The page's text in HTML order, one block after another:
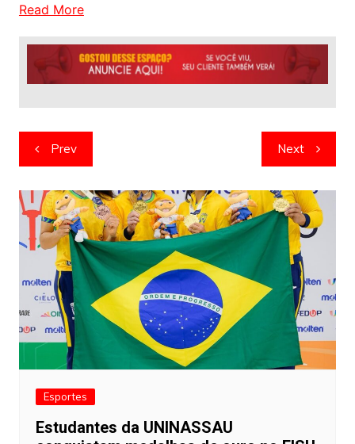
Read More
Navegação
de
artigos
Prev Next
Esportes
Estudantes da UNINASSAU